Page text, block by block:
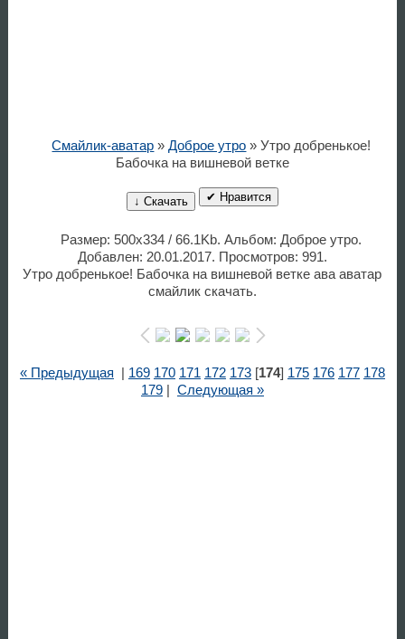
Смайлик-аватар »Доброе утро » Утро добренькое!
Бабочка на вишневой ветке
↓ Скачать ✔ Нравится
Размер: 500x334 / 66.1Kb. Альбом: Доброе утро.
Добавлен: 20.01.2017. Просмотров: 991.
Утро добренькое! Бабочка на вишневой ветке ава аватар
смайлик скачать.
« Предыдущая 169 170 171 172 173[174] 175 176 177 178
179| Следующая »